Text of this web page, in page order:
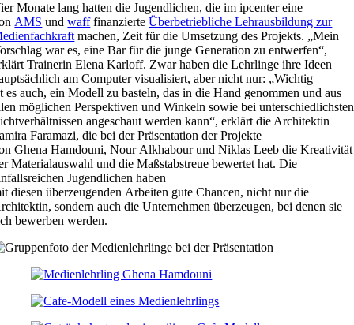
Monatelanghatten dieJugendlichen, die im ipcenter eine
AMS undwafffinanzierteÜberbetriebliche Lehrausbildung zur
machen, Zeit für die Umsetzung des Projekts. „Mein
wares,eine Bar für die junge Generation zu entwerfen“,
Trainerin Elena Karloff. Zwar haben die Lehrlinge ihre Ideen
am Computer visualisiert, aber nicht nur: „Wichtig
esauch, ein Modell zu basteln,das in die Hand genommen und aus
möglichen Perspektiven und Winkeln sowie bei unterschiedlichsten
angeschaut werden kann“, erklärt die Architektin
Faramazi, die bei der Präsentation der Projekte
Ghena Hamdouni, Nour Alkhabourund Niklas Leeb die Kreativität
Materialauswahl und die Maßstabstreue bewertet hat.Die
Jugendlichenhaben
diesen überzeugenden Arbeiten guteChancen,nicht nur die
sondernauch die Unternehmen überzeugen, bei denen sie
bewerben werden.